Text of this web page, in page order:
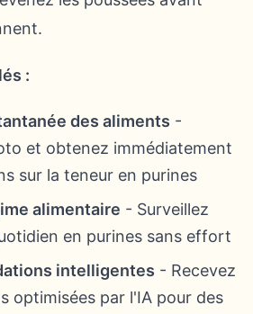
:
des aliments -
et obtenez immédiatement
sur la teneur en purines
alimentaire - Surveillez
en purines sans effort
intelligentes - Recevez
optimisées par l'IA pour des